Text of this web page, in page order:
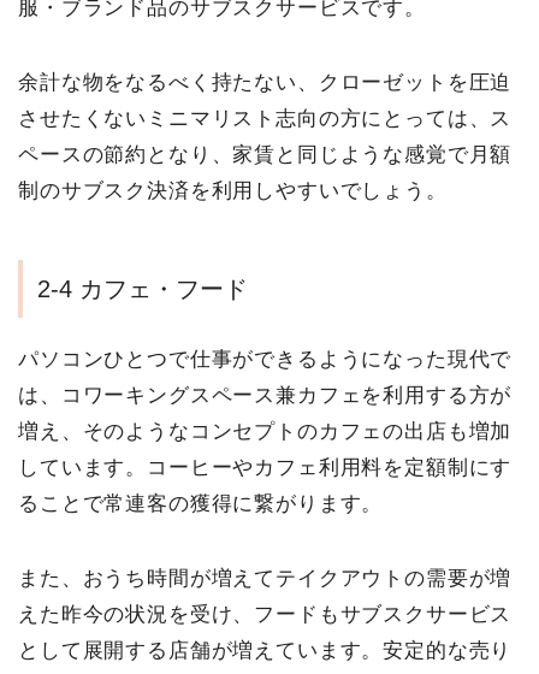
服・ブランド品のサブスクサービスです。
余計な物をなるべく持たない、クローゼットを圧迫
させたくないミニマリスト志向の方にとっては、ス
ペースの節約となり、家賃と同じような感覚で月額
制のサブスク決済を利用しやすいでしょう。
2-4 カフェ・フード
パソコンひとつで仕事ができるようになった現代で
は、コワーキングスペース兼カフェを利用する方が
増え、そのようなコンセプトのカフェの出店も増加
しています。コーヒーやカフェ利用料を定額制にす
ることで常連客の獲得に繋がります。
また、おうち時間が増えてテイクアウトの需要が増
えた昨今の状況を受け、フードもサブスクサービス
として展開する店舗が増えています。安定的な売り